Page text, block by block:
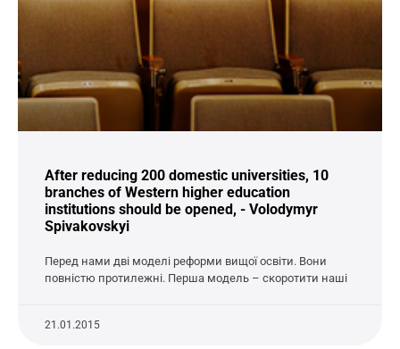
After reducing 200 domestic universities, 10
branches of Western higher education
institutions should be opened, - Volodymyr
Spivakovskyi
Перед нами дві моделі реформи вищої освіти. Вони
повністю протилежні. Перша модель – скоротити наші
21.01.2015